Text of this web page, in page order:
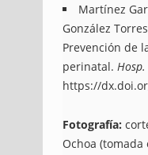
Martínez
González
Prevención de
perinatal. Hosp.
https://
Fotografía:
Ochoa